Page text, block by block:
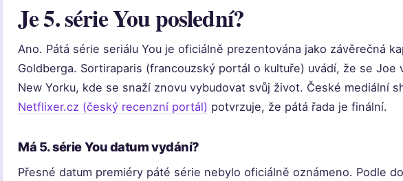
Je 5. série You poslední?
Ano. Pátá série seriálu You je oficiálně prezentována jako závěrečná
Goldberga. Sortiraparis (francouzský portál o kultuře) uvádí, že se Joe
New Yorku, kde se snaží znovu vybudovat svůj život. České mediální
Netflixer.cz (český recenzní portál) potvrzuje, že pátá řada je finální.
Má 5. série You datum vydání?
Přesné datum premiéry páté série nebylo oficiálně oznámeno. Podle